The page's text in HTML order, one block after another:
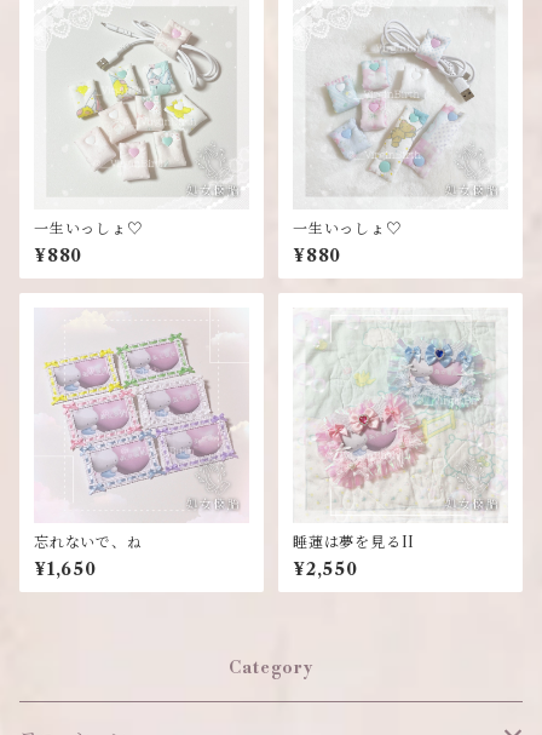
一生いっしょ♡
¥880
一生いっしょ♡
¥880
忘れないで、ね
¥1,650
睡蓮は夢を見るII
¥2,550
Category